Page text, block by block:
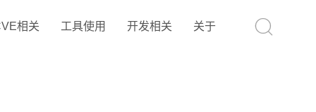

相关 工具使用 开发相关 关于